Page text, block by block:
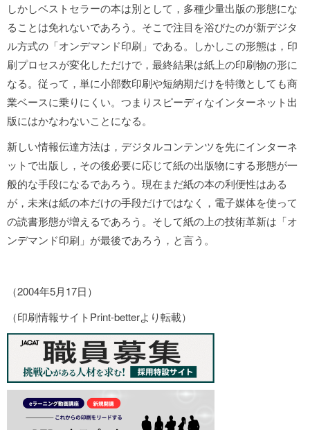
しかしベストセラーの本は別として，多種少量出版の形態にな
ることは免れないであろう。そこで注目を浴びたのが新デジタ
ル方式の「オンデマンド印刷」である。しかしこの形態は，印
刷プロセスが変化しただけで，最終結果は紙上の印刷物の形に
なる。従って，単に小部数印刷や短納期だけを特徴としても商
業ベースに乗りにくい。つまりスピーディなインターネット出
版にはかなわないことになる。
新しい情報伝達方法は，デジタルコンテンツを先にインターネ
ットで出版し，その後必要に応じて紙の出版物にする形態が一
般的な手段になるであろう。現在まだ紙の本の利便性はある
が，未来は紙の本だけの手段だけではなく，電子媒体を使って
の読書形態が増えるであろう。そして紙の上の技術革新は「オ
ンデマンド印刷」が最後であろう，と言う。
（2004年5月17日）
（印刷情報サイトPrint-betterより転載）